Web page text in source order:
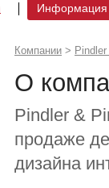
Информация
Компании >
О
Pindler &
продаже
дизайна